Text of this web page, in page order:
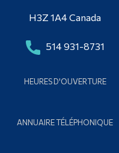
H3Z 1A4 Canada
514 931-8731
HEURES D'OUVERTURE
ANNUAIRE TÉLÉPHONIQUE